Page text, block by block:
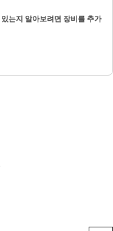
는지 알아보려면 장비를 추가